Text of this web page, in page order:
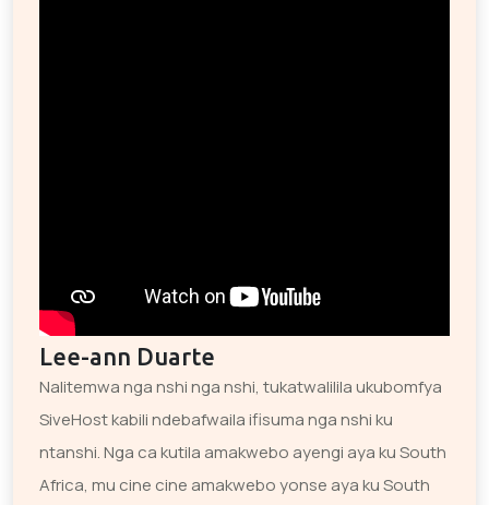
Lee-ann Duarte
Nalitemwa nga nshi nga nshi, tukatwalilila ukubomfya
SiveHost kabili ndebafwaila ifisuma nga nshi ku
ntanshi. Nga ca kutila amakwebo ayengi aya ku South
Africa, mu cine cine amakwebo yonse aya ku South